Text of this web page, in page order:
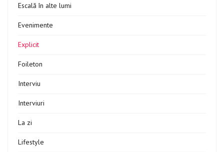
Escală în alte lumi
Evenimente
Explicit
Foileton
Interviu
Interviuri
La zi
Lifestyle